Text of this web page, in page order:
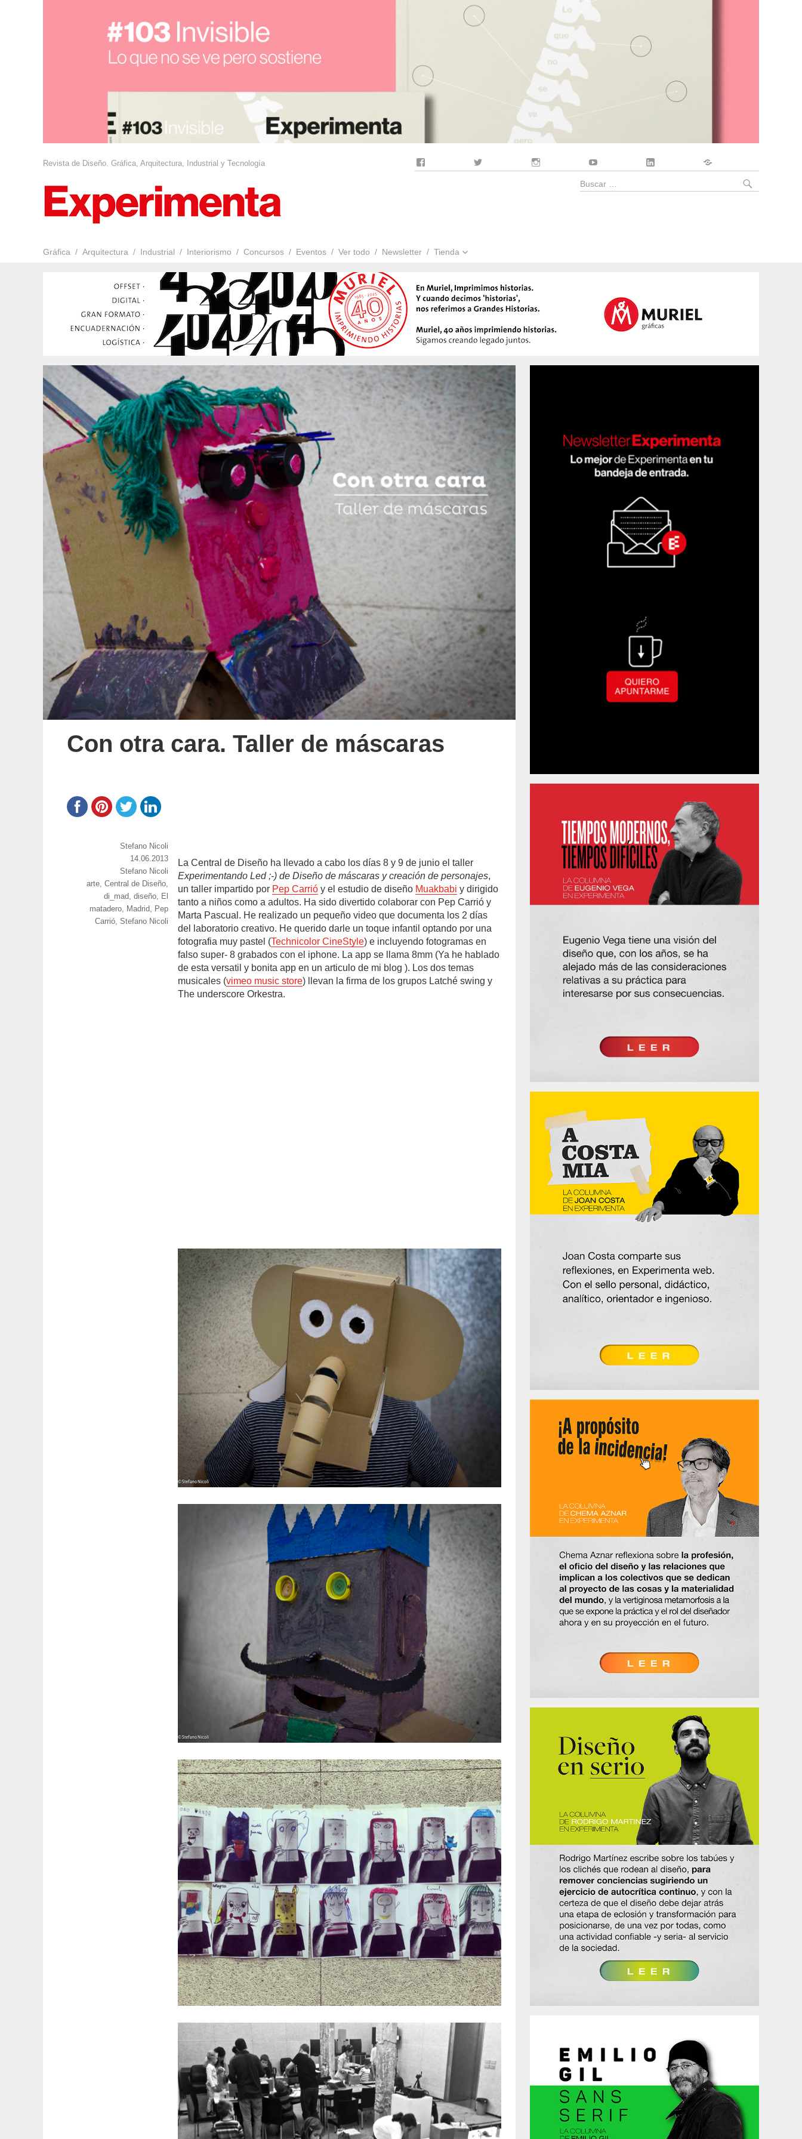
Revista de Diseño. Gráfica, Arquitectura, Industrial y Tecnología
Gráfica Arquitectura Industrial Interiorismo Concursos Eventos Ver todo Newsletter Tienda
Buscar
Con otra cara. Taller de máscaras
La Central de Diseño ha llevado a cabo los días 8 y 9 de junio el taller
Experimentando Led ;-) de Diseño de máscaras y creación de personajes,
un taller impartido por Pep Carrió y el estudio de diseño Muakbabi y dirigido
tanto a niños como a adultos. Ha sido divertido colaborar con Pep Carrió y
Marta Pascual. He realizado un pequeño video que documenta los 2 días
del laboratorio creativo. He querido darle un toque infantil optando por una
fotografia muy pastel (Technicolor CineStyle) e incluyendo fotogramas en
falso super- 8 grabados con el iphone. La app se llama 8mm (Ya he hablado
de esta versatil y bonita app en un articulo de mi blog ). Los dos temas
musicales (vimeo music store) llevan la firma de los grupos Latché swing y
The underscore Orkestra.
https://www.experimenta.es/author/Stefano%20Nicoli/
Stefano Nicoli
Publicado
el
14.06.2013
Categorías
Stefano Nicoli
Etiquetas
arte,Central de Diseño,
di_mad,diseño, El
matadero, Madrid, Pep
Carrió,Stefano Nicoli